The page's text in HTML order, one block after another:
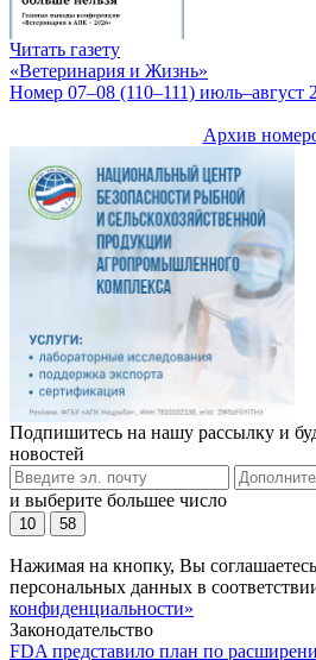
Читать газету
«Ветеринария и Жизнь»
Номер 07–08 (110–111) июль–август
Архив
Подпишитесь на нашу рассылку и
новостей
и выберите большее число
10 58
Нажимая на кнопку, Вы
персональных данных в
конфиденциальности»
Законодательство
FDA представило план по